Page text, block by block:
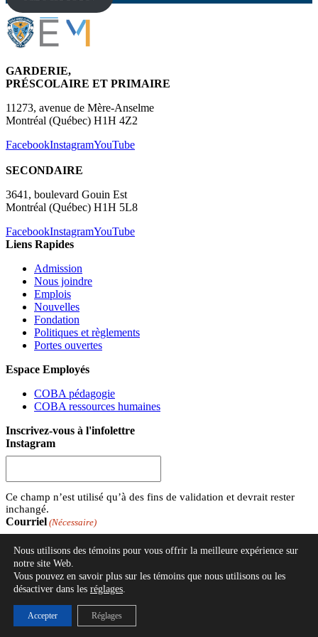
GARDERIE,
PRÉSCOLAIRE ET PRIMAIRE
11273, avenue de Mère-Anselme
Montréal (Québec) H1H 4Z2
FacebookInstagramYouTube
SECONDAIRE
3641, boulevard Gouin Est
Montréal (Québec) H1H 5L8
FacebookInstagramYouTube
Liens Rapides
Admission
Nous joindre
Emplois
Nouvelles
Fondation
Politiques et règlements
Portes ouvertes
Espace Employés
COBA pédagogie
COBA ressources humaines
Inscrivez-vous à l'infolettre
Instagram
Ce champ n’est utilisé qu’à des fins de validation et devrait rester
inchangé.
Courriel (Nécessaire)
© 2017-2026 École Marie-Clarac. Tous droits réservés.
Agence Rinaldi-Maestro
Nous utilisons des témoins pour vous offrir la meilleure expérience sur
notre site Web.
Vous pouvez en savoir plus sur les témoins que nous utilisons ou les
désactiver dans les réglages.
Accepter Réglages